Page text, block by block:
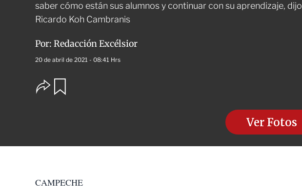
saber cómo están sus alumnos y continuar con su aprendizaje, dijo
Ricardo Koh Cambranis
Por: Redacción Excélsior
20 de abril de 2021 - 08:41 Hrs
O
p
s
o
Ver Fotos
CAMPECHE